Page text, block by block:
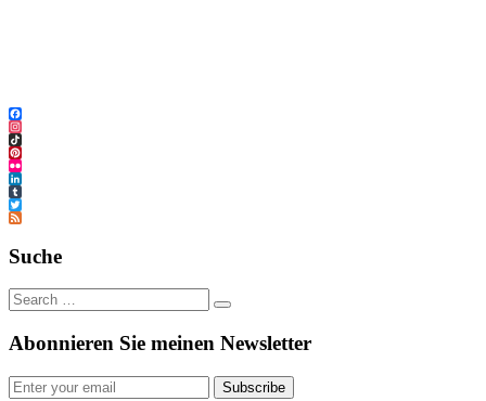
Facebook
Instagram
TikTok
Pinterest
Flickr
LinkedIn
Tumblr
Twitter
Feed
Suche
Abonnieren Sie meinen Newsletter
Subscribe